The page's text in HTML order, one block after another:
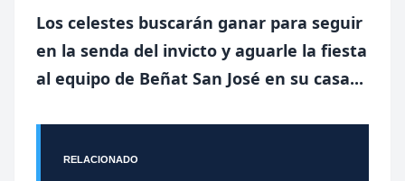
Los celestes buscarán ganar para seguir
en la senda del invicto y aguarle la fiesta
al equipo de Beñat San José en su casa...
RELACIONADO